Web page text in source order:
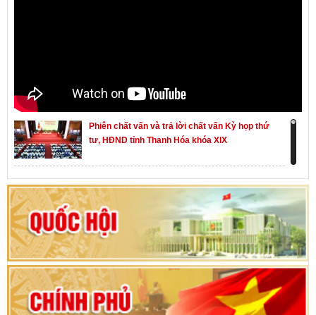
Phiên chất vấn và trả lời chất vấn Kỳ họp thứ
tư, HĐND tỉnh Thanh Hóa khóa XIX
Khai mạc kỳ họp thứ Nhất, Quốc hội khóa XVI
Hướng dẫn quy trình bỏ phiếu bầu cử ĐBQH
khoá XVI và đại biểu HĐND các cấp nhiệm kỳ
2026-2031
80 năm Quốc hội Việt Nam: vì lợi ích Nhân dân,
vì sự phát triển của đất nước